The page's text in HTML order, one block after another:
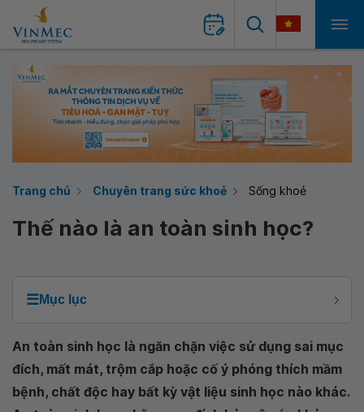
Trang chủ Chuyên trang sức khoẻ Sống khoẻ
Thế nào là an toàn sinh học?
☰Mục lục
An toàn sinh học là ngăn chặn việc sử dụng sai mục
đích, mất mát, trộm cắp hoặc cố ý phóng thích mầm
bệnh, chất độc hay bất kỳ vật liệu sinh học nào khác.